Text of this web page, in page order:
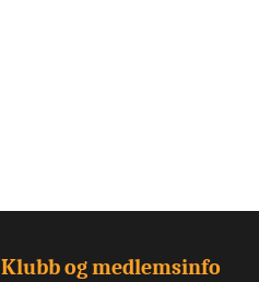
Klubb og medlemsinfo